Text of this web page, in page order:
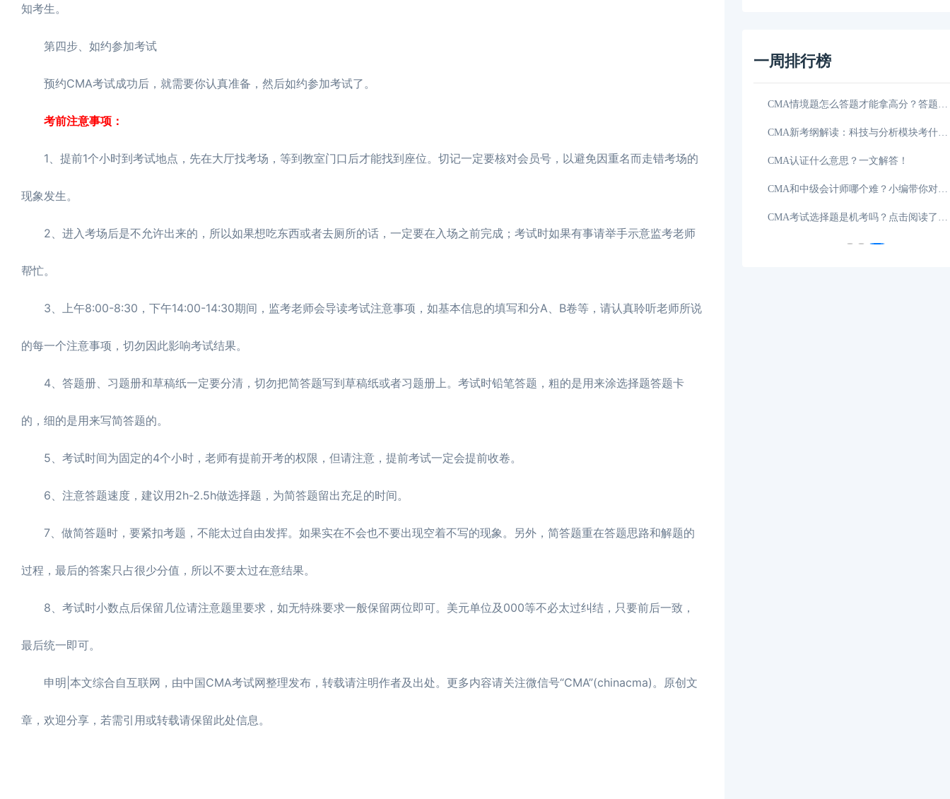
知考生。
第四步、如约参加考试
预约CMA考试成功后，就需要你认真准备，然后如约参加考试了。
考前注意事项：
1、提前1个小时到考试地点，先在大厅找考场，等到教室门口后才能找到座位。切记一定要核对会员号，以避免因重名而走错考场的
现象发生。
2、进入考场后是不允许出来的，所以如果想吃东西或者去厕所的话，一定要在入场之前完成；考试时如果有事请举手示意监考老师
帮忙。
3、上午8:00-8:30，下午14:00-14:30期间，监考老师会导读考试注意事项，如基本信息的填写和分A、B卷等，请认真聆听老师所说
的每一个注意事项，切勿因此影响考试结果。
4、答题册、习题册和草稿纸一定要分清，切勿把简答题写到草稿纸或者习题册上。考试时铅笔答题，粗的是用来涂选择题答题卡
的，细的是用来写简答题的。
5、考试时间为固定的4个小时，老师有提前开考的权限，但请注意，提前考试一定会提前收卷。
6、注意答题速度，建议用2h-2.5h做选择题，为简答题留出充足的时间。
7、做简答题时，要紧扣考题，不能太过自由发挥。如果实在不会也不要出现空着不写的现象。另外，简答题重在答题思路和解题的
过程，最后的答案只占很少分值，所以不要太过在意结果。
8、考试时小数点后保留几位请注意题里要求，如无特殊要求一般保留两位即可。美元单位及000等不必太过纠结，只要前后一致，
最后统一即可。
申明|本文综合自互联网，由中国CMA考试网整理发布，转载请注明作者及出处。更多内容请关注微信号“CMA”(chinacma)。原创文
章，欢迎分享，若需引用或转载请保留此处信息。
一周排行榜
CMA认证流程办理需要多久？速来了 03-15
CMA情境题怎么答题才能拿高分？答题模板来了！
CMA新考纲解读：科技与分析模块考什么？
CMA认证什么意思？一文解答！
CMA和中级会计师哪个难？小编带你对比分析！
CMA考试选择题是机考吗？点击阅读了解！